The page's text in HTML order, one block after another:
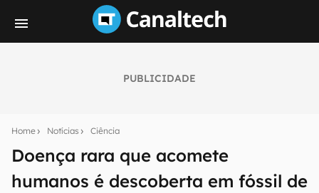
PUBLICIDADE
Home Notícias Ciência
Doença rara que acomete
humanos é descoberta em fóssil de
notícias e reviews sobre tecnologia em primeira
E-mail